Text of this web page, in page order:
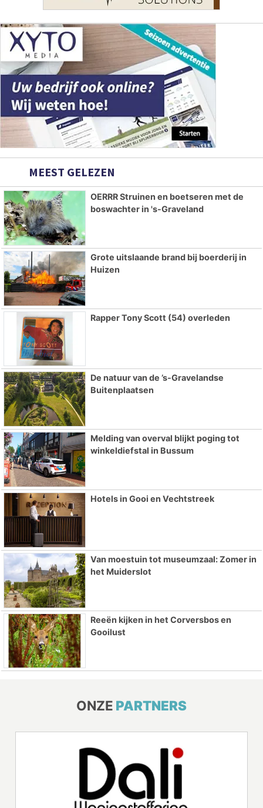
MEEST GELEZEN
OERRR Struinen en boetseren met de
boswachter in 's-Graveland
Grote uitslaande brand bij boerderij in
Huizen
Rapper Tony Scott (54) overleden
De natuur van de ’s-Gravelandse
Buitenplaatsen
Melding van overval blijkt poging tot
winkeldiefstal in Bussum
Hotels in Gooi en Vechtstreek
Van moestuin tot museumzaal: Zomer in
het Muiderslot
Reeën kijken in het Corversbos en
Gooilust
ONZE PARTNERS